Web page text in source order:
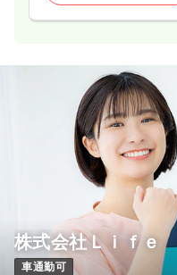
株式会社Ｌｉｆｅ
車通勤可